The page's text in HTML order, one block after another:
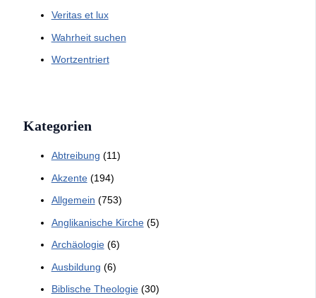
Veritas et lux
Wahrheit suchen
Wortzentriert
Kategorien
Abtreibung (11)
Akzente(194)
Allgemein (753)
Anglikanische Kirche(5)
Archäologie(6)
Ausbildung (6)
Biblische Theologie(30)